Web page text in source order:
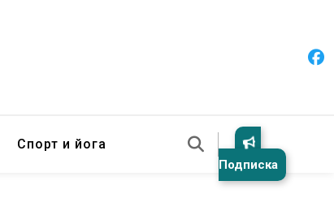
Спорт и йога
Подписка